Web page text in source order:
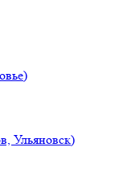
Ульяновск)